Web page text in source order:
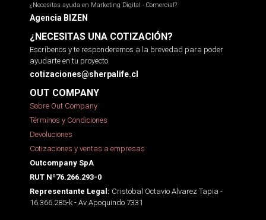
¿Necesitas ayuda en Marketing Digital - Comercial?
Agencia BIZEN
¿NECESITAS UNA COTIZACIÓN?
Escríbenos y te responderemos a la brevedad para poder
ayudarte en tu proyecto.
cotizaciones@sherpalife.cl
OUT COMPANY
Sobre Out Company
Términos y Condiciones
Devoluciones
Cotizaciones y ventas a empresas
Outcompany SpA
RUT Nº76.266.293-0
Representante Legal: Cristobal Octavio Alvarez Tapia -
16.366.285-k - Av Apoquindo 7331